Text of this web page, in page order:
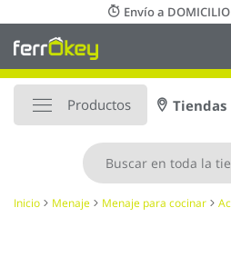
al
contenido
Envío a
Productos Tiendas
Inicio Menaje Menaje para cocinar